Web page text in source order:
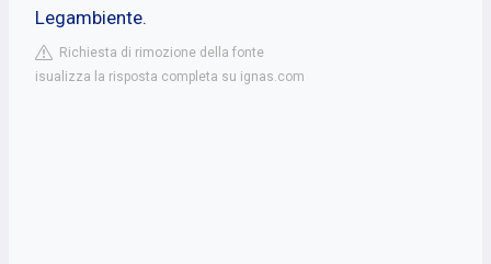
Legambiente.
Richiesta di rimozione della fonte
isualizza la risposta completa su ignas.com